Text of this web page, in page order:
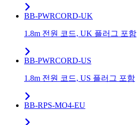
BB-PWRCORD-UK
1.8m 전원 코드, UK 플러그 포함
BB-PWRCORD-US
1.8m 전원 코드, US 플러그 포함
BB-RPS-MO4-EU